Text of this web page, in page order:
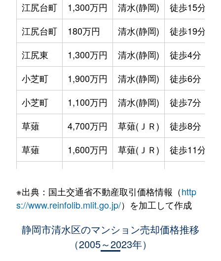
江尻台町
1,300万円 清水(静岡) 徒歩15分
江尻台町
180万円 清水(静岡) 徒歩19分
江尻東
1,300万円 清水(静岡) 徒歩4分
小芝町
1,900万円 清水(静岡) 徒歩6分
小芝町
1,100万円 清水(静岡) 徒歩7分
草薙
4,700万円 草薙(ＪＲ) 徒歩8分
草薙
1,600万円 草薙(ＪＲ) 徒歩11分
庄福町
95万円 清水(静岡) 徒歩45分
1,700万円 新清水
※出典：国土交通省不動産取引価格情報（http
s://www.reinfolib.mlit.go.jp/）を加工して作成
静岡市清水区のマンション売却価格推移
（2005～2023年）